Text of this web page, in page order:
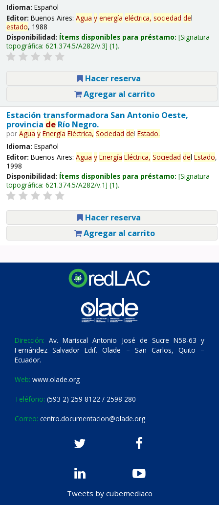
Idioma: Español
Editor: Buenos Aires: Agua y energía eléctrica, sociedad del
estado, 1988
Disponibilidad: Ítems disponibles para préstamo: Signatura
topográfica: 621.374.5/A282/v.3 (1).
Hacer reserva
Agregar al carrito
Estación transformadora San Antonio Oeste,
provincia deRío Negro.
por Agua y Energía Eléctrica, Sociedad del Estado.
Idioma: Español
Editor: Buenos Aires: Agua y Energía Eléctrica, Sociedad del Estado,
1998
Disponibilidad: Ítems disponibles para préstamo: Signatura
topográfica: 621.374.5/A282/v.1 (1).
Hacer reserva
Agregar al carrito
Dirección: Av. Mariscal Antonio José de Sucre N58-63 y
Fernández Salvador Edif. Olade – San Carlos, Quito –
Ecuador.
Web: www.olade.org
Teléfono: (593 2) 259 8122 / 2598 280
Correo: centro.documentacion@olade.org
Tweets by cubemediaco